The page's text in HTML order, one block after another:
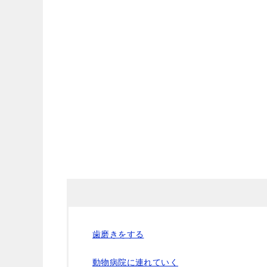
歯磨きをする
動物病院に連れていく